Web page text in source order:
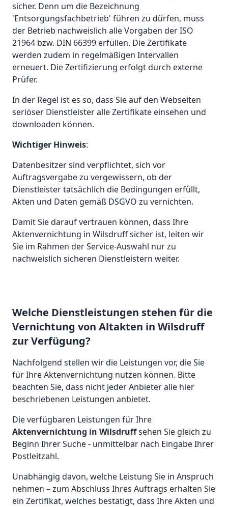
sicher. Denn um die Bezeichnung
'Entsorgungsfachbetrieb' führen zu dürfen, muss
der Betrieb nachweislich alle Vorgaben der ISO
21964 bzw. DIN 66399 erfüllen. Die Zertifikate
werden zudem in regelmäßigen Intervallen
erneuert. Die Zertifizierung erfolgt durch externe
Prüfer.
In der Regel ist es so, dass Sie auf den Webseiten
seriöser Dienstleister alle Zertifikate einsehen und
downloaden können.
Wichtiger Hinweis:
Datenbesitzer sind verpflichtet, sich vor
Auftragsvergabe zu vergewissern, ob der
Dienstleister tatsächlich die Bedingungen erfüllt,
Akten und Daten gemäß DSGVO zu vernichten.
Damit Sie darauf vertrauen können, dass Ihre
Aktenvernichtung in Wilsdruff sicher ist, leiten wir
Sie im Rahmen der Service-Auswahl nur zu
nachweislich sicheren Dienstleistern weiter.
Welche Dienstleistungen stehen für die
Vernichtung von Altakten in Wilsdruff
zur Verfügung?
Nachfolgend stellen wir die Leistungen vor, die Sie
für Ihre Aktenvernichtung nutzen können. Bitte
beachten Sie, dass nicht jeder Anbieter alle hier
beschriebenen Leistungen anbietet.
Die verfügbaren Leistungen für Ihre
Aktenvernichtung in Wilsdruffsehen Sie gleich zu
Beginn Ihrer Suche - unmittelbar nach Eingabe Ihrer
Postleitzahl.
Unabhängig davon, welche Leistung Sie in Anspruch
nehmen – zum Abschluss Ihres Auftrags erhalten Sie
ein Zertifikat, welches bestätigt, dass Ihre Akten und